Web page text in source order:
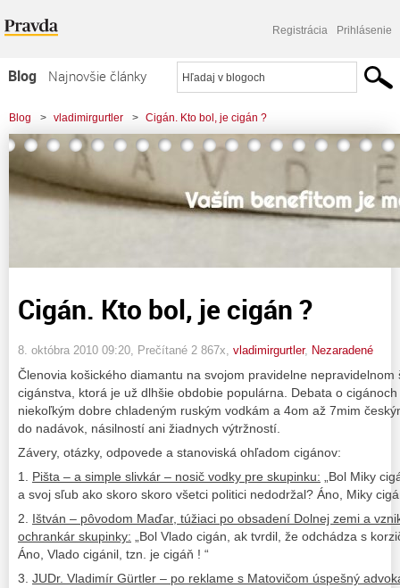
Registrácia Prihlásenie
Blog
Najnovšie články
Najčítanejšie články
Najkomentovanejšie články
Zoznam blogov
Blog > vladimirgurtler > Cigán. Kto bol, je cigán ?
Cigán. Kto bol, je cigán ?
8. októbra 2010 09:20 , Prečítané 2 867x, vladimirgurtler, Nezaradené
Členovia košického diamantu na svojom pravidelne
cigánstva, ktorá je už dlhšie obdobie populárna. Debata o
niekoľkým dobre chladeným ruským vodkám a 4om až 7mim
do nadávok, násilností ani žiadnych výtržností.
Závery, otázky, odpovede a stanoviská ohľadom cigánov:
1. Pišta – a simple slivkár – nosič vodky pre skupinku: „Bol Miky
a svoj sľub ako skoro skoro všetci politici nedodržal? Áno, Miky
2. Ištván – pôvodom Maďar, túžiaci po obsadení Dolnej zemi a
ochrankár skupinky: „Bol Vlado cigán, ak tvrdil, že odchádza s
Áno, Vlado cigánil, tzn. je cigáň ! “
3. JUDr. Vladimír Gürtler – po reklame s Matovičom úspešný